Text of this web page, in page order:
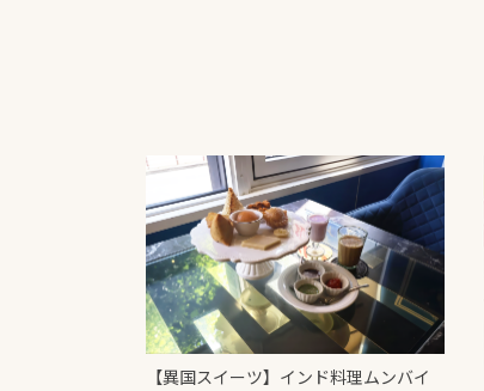
【異国スイーツ】インド料理ムンバイ